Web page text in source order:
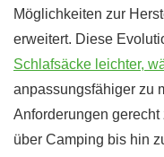
Möglichkeiten zur
erweitert. Diese
Schlafsäcke leichter,
anpassungsfähiger zu
Anforderungen
über Camping bis hin